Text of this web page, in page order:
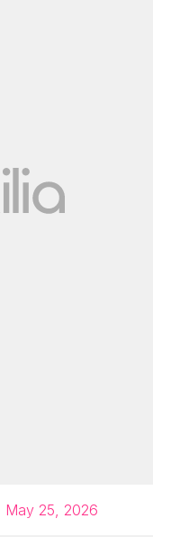
May 25, 2026